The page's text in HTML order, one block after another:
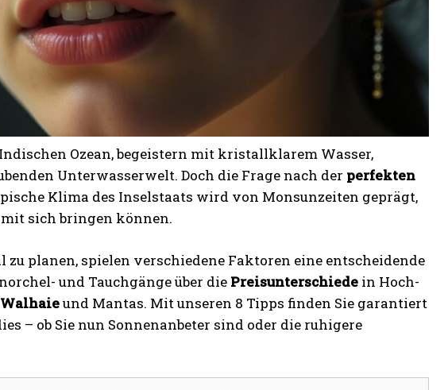
Ozean, begeistern mit kristallklarem Wasser,
Unterwasserwelt. Doch die Frage nach der perfekten
Klima des Inselstaats wird von Monsunzeiten geprägt,
mit sich bringen können.
planen, spielen verschiedene Faktoren eine entscheidende
und Tauchgänge über die Preisunterschiede in Hoch-
und Mantas. Mit unseren 8 Tipps finden Sie garantiert
– ob Sie nun Sonnenanbeter sind oder die ruhigere